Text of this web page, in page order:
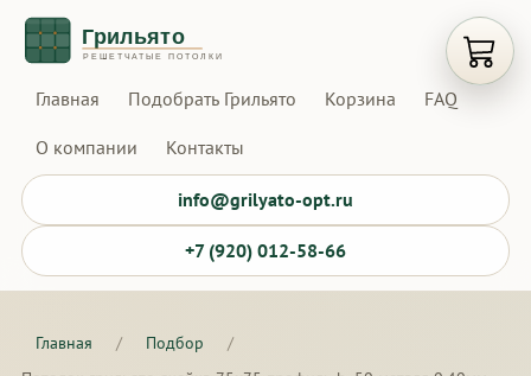
Главная Подобрать Грильято Корзина FAQ
О компании Контакты
info@grilyato-opt.ru
+7 (920) 012-58-66
Главная / Подбор
/